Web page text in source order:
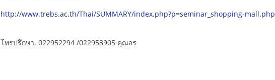
http://www.trebs.ac.th/Thai/SUMMARY/index.php?p=seminar_shopping-mall.php
โทรปรึกษา. 022952294 /022953905 คุณอร